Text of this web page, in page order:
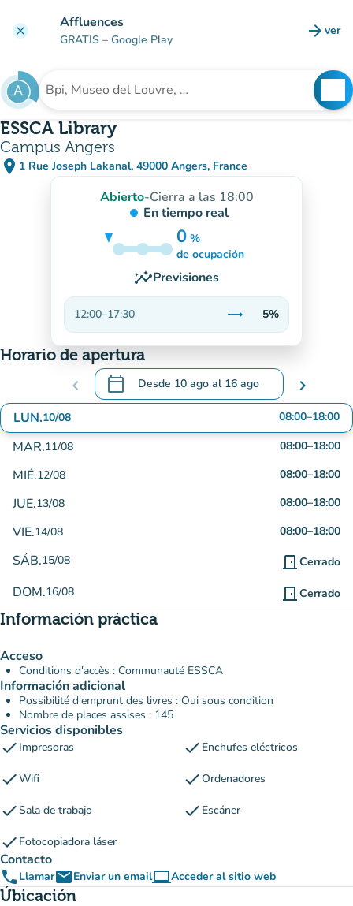
clear Affluences
GRATIS – Google Play arrow_forward ver
Buscar un establecimiento
ESSCA Library
Campus Angers
place 1 Rue Joseph Lakanal, 49000 Angers, France
(abrir en Google Maps)
(nueva pestaña)
Abierto-Cierra a las 18:00
En tiempo real
0 %
5%
de ocupación
insightsPrevisiones
12:00–17:30 trending_flat
Estable
5%
Horario de apertura
chevron_left calendar_today Desde 10 ago al16 ago
.Abra el calendario para cambiar las fechas
chevron_right
LUN.10/08 08:00–18:00
MAR.11/08 08:00–18:00
MIÉ.12/08 08:00–18:00
JUE.13/08 08:00–18:00
VIE.14/08 08:00–18:00
SÁB.15/08 door_front Cerrado
DOM.16/08 door_front Cerrado
Información práctica
Acceso
Conditions d'accès : Communauté ESSCA
Información adicional
Possibilité d'emprunt des livres : Oui sous condition
Nombre de places assises : 145
Servicios disponibles
check Impresoras check Enchufes eléctricos
checkWifi checkOrdenadores
checkSala de trabajo check Escáner
check Fotocopiadora láser
Contacto
phone LlamaremailEnviar un emailcomputerAcceder al sitio web
(nueva pestaña)
Úbicación